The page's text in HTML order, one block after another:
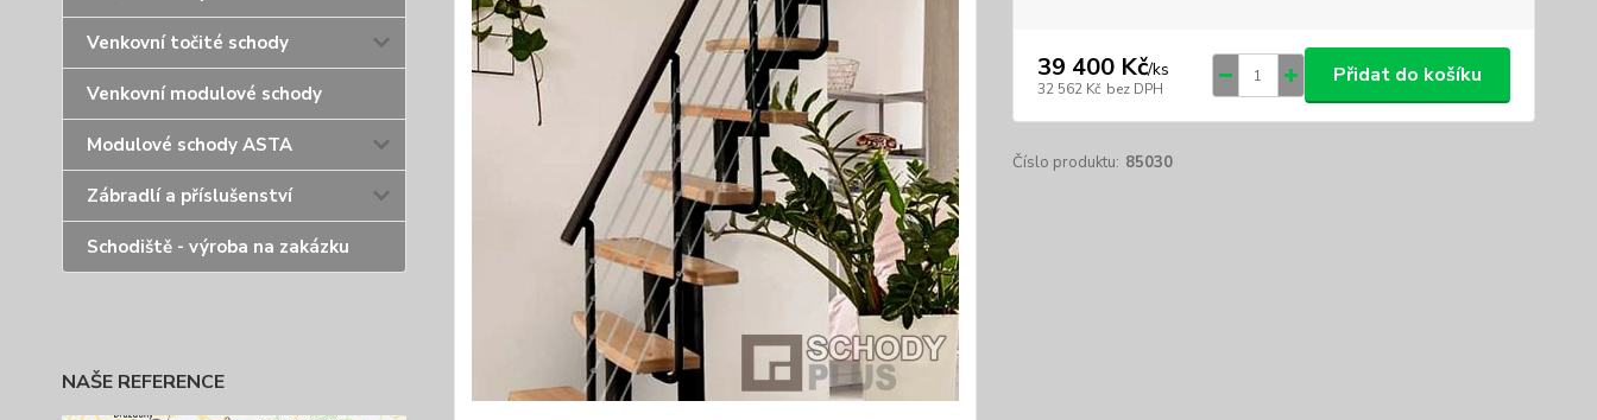
Venkovní točité schody
Venkovní modulové schody
Modulové schody ASTA
Zábradlí a příslušenství
Schodiště - výroba na zakázku
NAŠE REFERENCE
39 400 Kč/ks
32 562 Kč bez DPH
Přidat do košíku
Číslo produktu: 85030